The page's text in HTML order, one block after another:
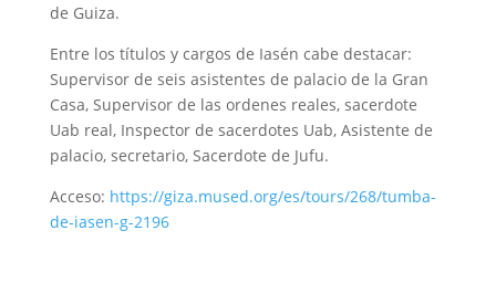
de Guiza.
Entre los títulos y cargos de Iasén cabe destacar:
Supervisor de seis asistentes de palacio de la Gran
Casa, Supervisor de las ordenes reales, sacerdote
Uab real, Inspector de sacerdotes Uab, Asistente de
palacio, secretario, Sacerdote de Jufu.
Acceso: https://giza.mused.org/es/tours/268/tumba-
de-iasen-g-2196